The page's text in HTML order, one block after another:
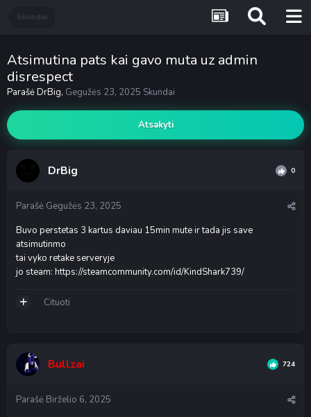
Skundai
Atsimutina pats kai gavo muta uz admin
disrespect
ParašėDrBig, Gegužės 23, 2025 Skundai
Atsakyti
DrBig 0
Parašė Gegužės 23, 2025
Buvo perstetas 3 kartus daviau 15min mute ir tada jis save
atsimutinmo
tai vyko retake serveryje
jo steam: https://steamcommunity.com/id/KindShark739/
Cituoti
Bullzai 724
Parašė Birželio 6, 2025